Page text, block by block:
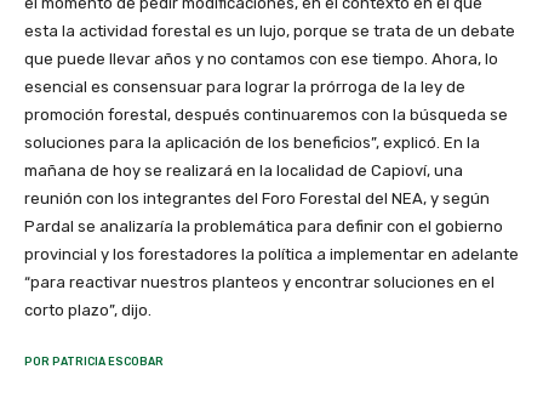
esta la actividad forestal es un lujo, porque se trata de un debate
que puede llevar años y no contamos con ese tiempo. Ahora, lo
esencial es consensuar para lograr la prórroga de la ley de
promoción forestal, después continuaremos con la búsqueda se
soluciones para la aplicación de los beneficios”, explicó. En la
mañana de hoy se realizará en la localidad de Capioví, una
reunión con los integrantes del Foro Forestal del NEA, y según
Pardal se analizaría la problemática para definir con el gobierno
provincial y los forestadores la política a implementar en adelante
“para reactivar nuestros planteos y encontrar soluciones en el
corto plazo”, dijo.
POR PATRICIA ESCOBAR